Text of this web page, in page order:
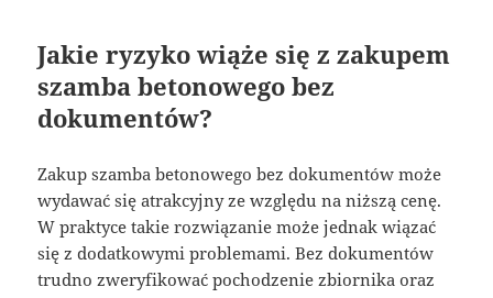
Jakie ryzyko wiąże się z zakupem
szamba betonowego bez
dokumentów?
Zakup szamba betonowego bez dokumentów może
wydawać się atrakcyjny ze względu na niższą cenę.
W praktyce takie rozwiązanie może jednak wiązać
się z dodatkowymi problemami. Bez dokumentów
trudno zweryfikować pochodzenie zbiornika oraz